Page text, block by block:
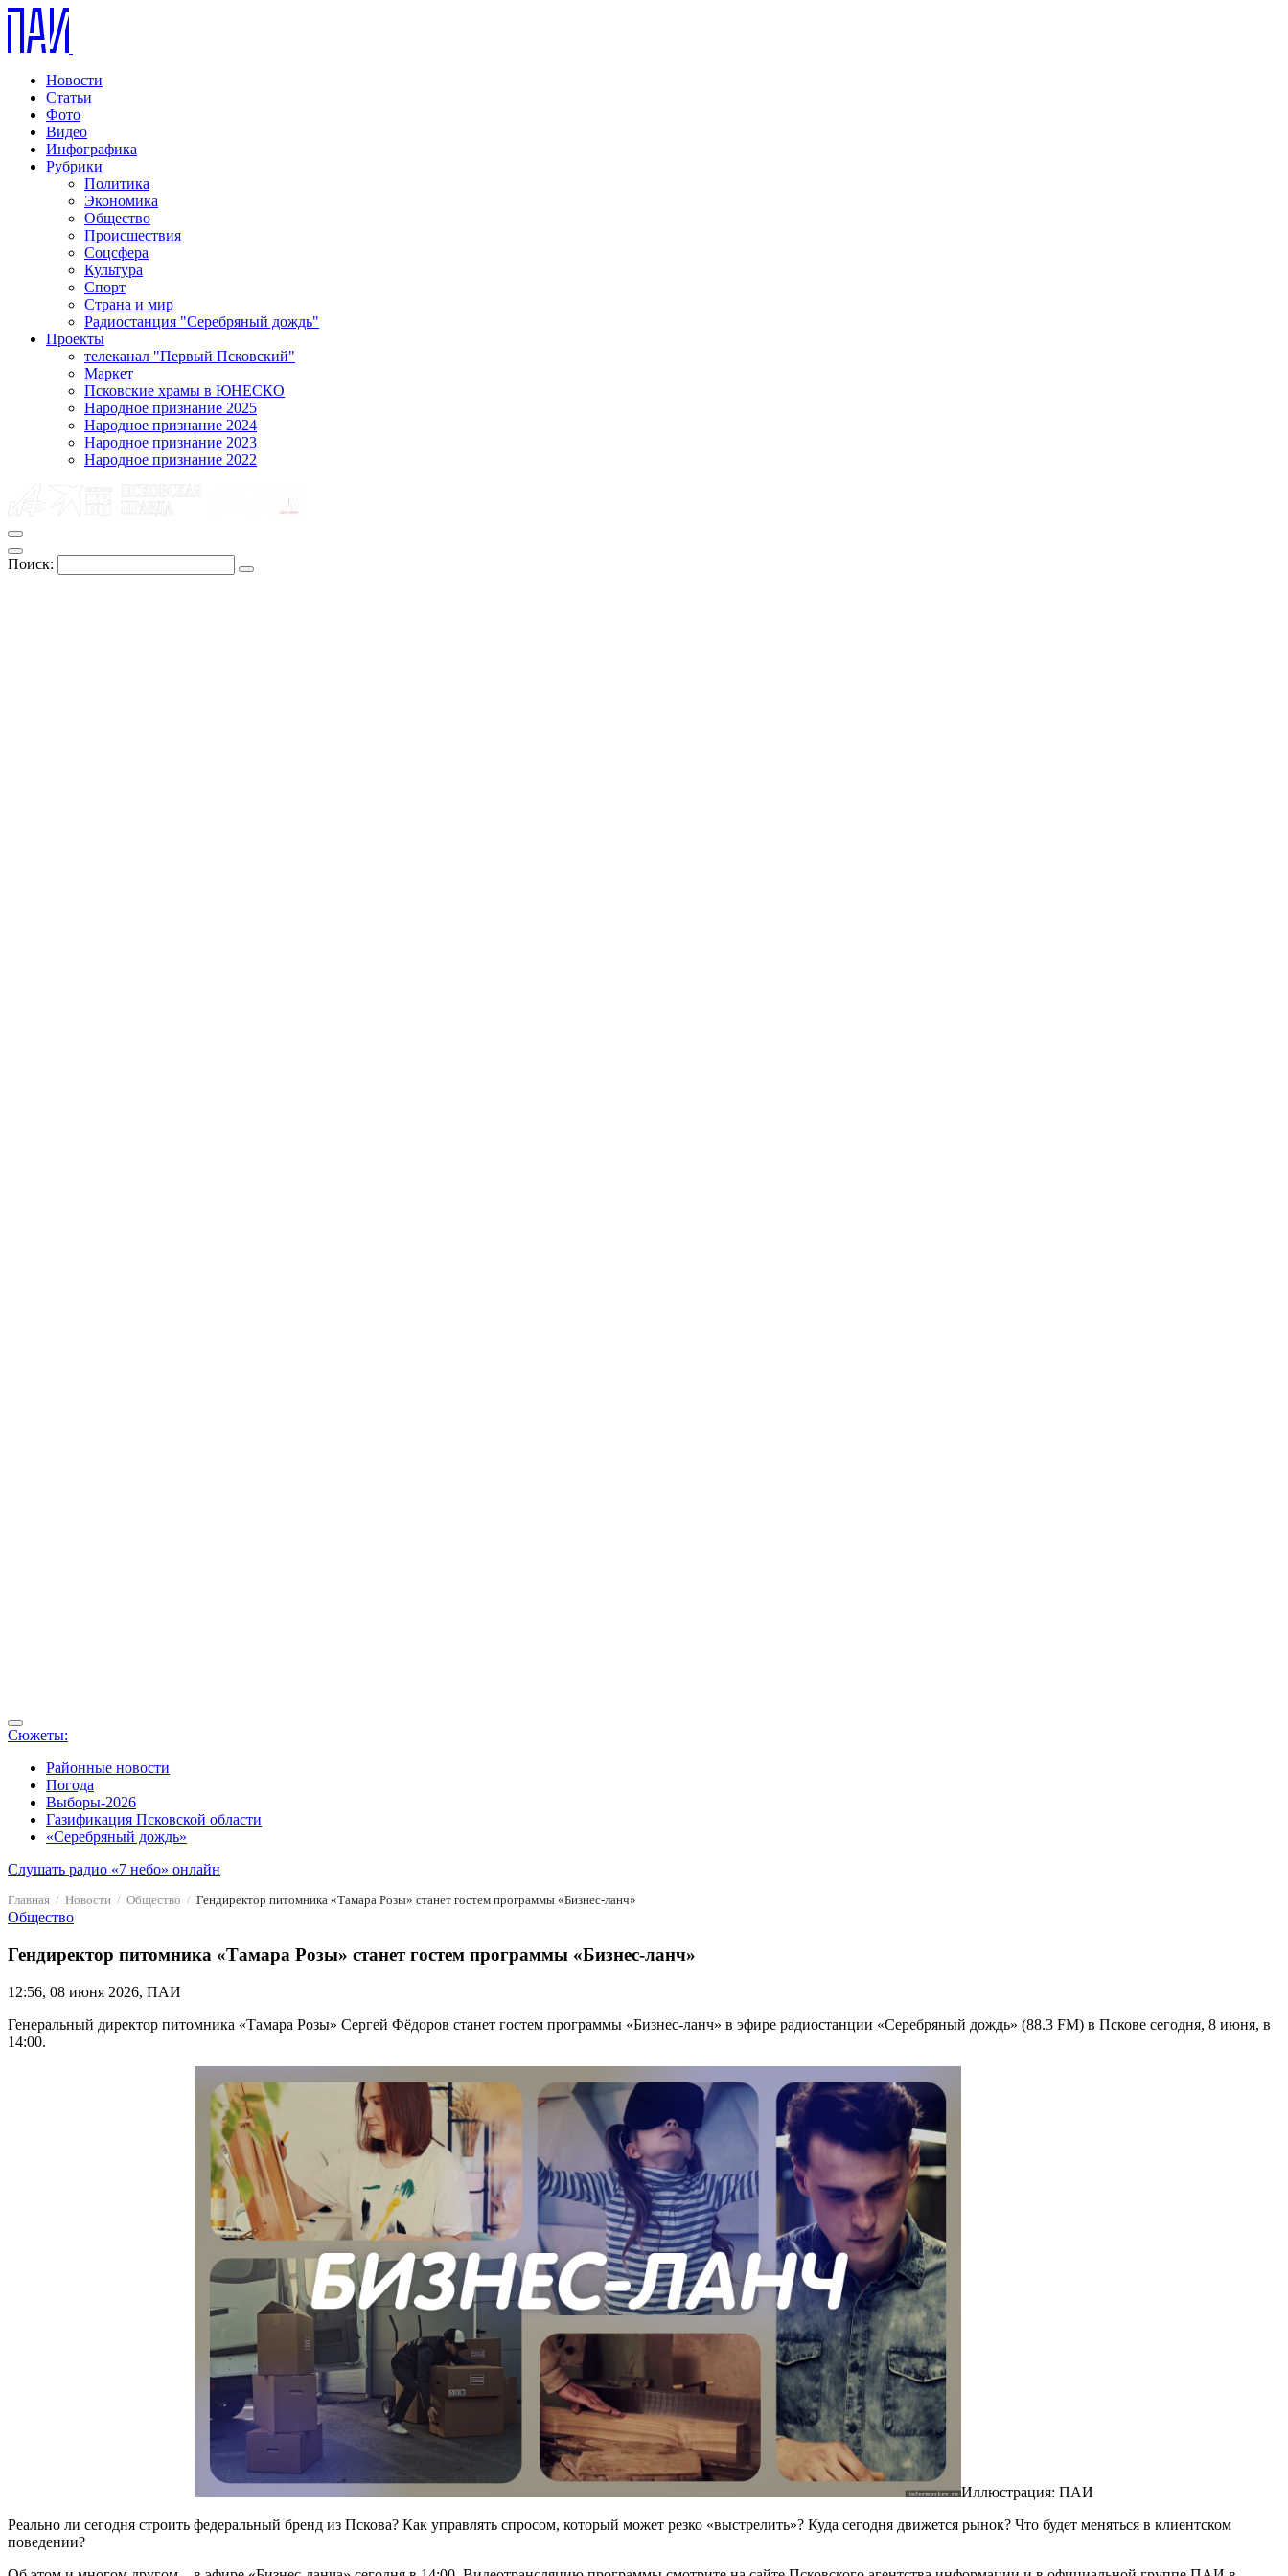
Новости
Статьи
Фото
Видео
Инфографика
Рубрики
Политика
Экономика
Общество
Происшествия
Соцсфера
Культура
Спорт
Страна и мир
Радиостанция "Серебряный дождь"
Проекты
телеканал "Первый Псковский"
Маркет
Псковские храмы в ЮНЕСКО
Народное признание 2025
Народное признание 2024
Народное признание 2023
Народное признание 2022
Поиск:
Сюжеты:
Районные новости
Погода
Выборы-2026
Газификация Псковской области
«Серебряный дождь»
Слушать радио «7 небо» онлайн
Главная Новости Общество Гендиректор питомника «Тамара Розы» станет гостем программы «Бизнес-ланч»
Общество
Гендиректор питомника «Тамара Розы» станет гостем программы «Бизнес-ланч»
12:56, 08 июня 2026, ПАИ
Генеральный директор питомника «Тамара Розы» Сергей Фёдоров станет гостем программы «Бизнес-ланч» в эфире радиостанции «Серебряный дождь» (88.3 FM) в Пскове сегодня, 8 июня, в
14:00.
Иллюстрация: ПАИ
Реально ли сегодня строить федеральный бренд из Пскова? Как управлять спросом, который может резко «выстрелить»? Куда сегодня движется рынок? Что будет меняться в клиентском
поведении?